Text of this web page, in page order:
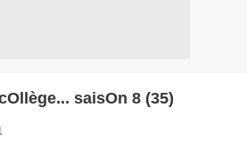
saisOn 8 (35)